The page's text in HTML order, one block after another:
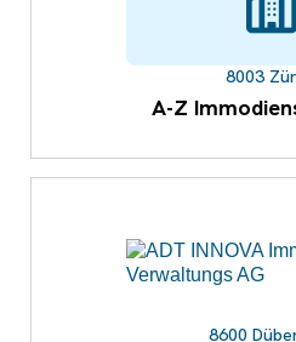
8003
A-Z
8600